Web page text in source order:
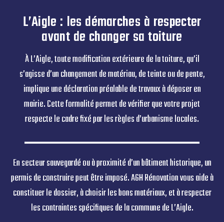
mise aux normes de
l’ensemble des
L’Aigle : les démarches à respecter
s’agisse d’un changement de matériau, de teinte ou de pente,
implique une déclaration préalable de travaux à déposer en
mairie. Cette formalité permet de vérifier que votre projet
respecte le cadre fixé par les règles d’urbanisme locales.